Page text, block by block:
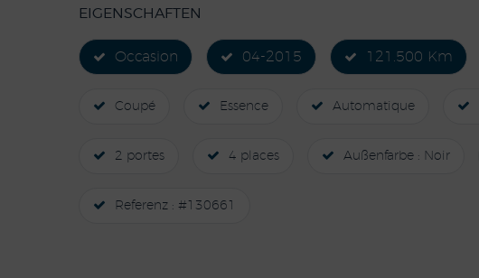
EIGENSCHAFTEN
Occasion 04-2015 121.500 Km
Coupé Essence Automatique
2 portes 4 places Außenfarbe : Noir
Referenz : #130661